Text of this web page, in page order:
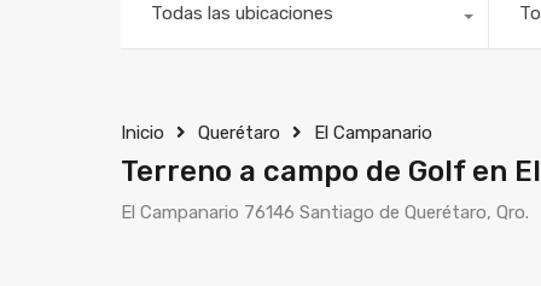
Todas las ubicaciones
Inicio Querétaro El Campanario
Terreno a campo de Golf en
El Campanario 76146 Santiago de Querétaro, Qro.